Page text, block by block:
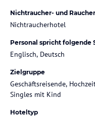
Nichtraucher- und
Nichtraucherhotel
Personal spricht folgende
Englisch, Deutsch
Zielgruppe
Geschäftsreisende,
Singles mit Kind
Hoteltyp